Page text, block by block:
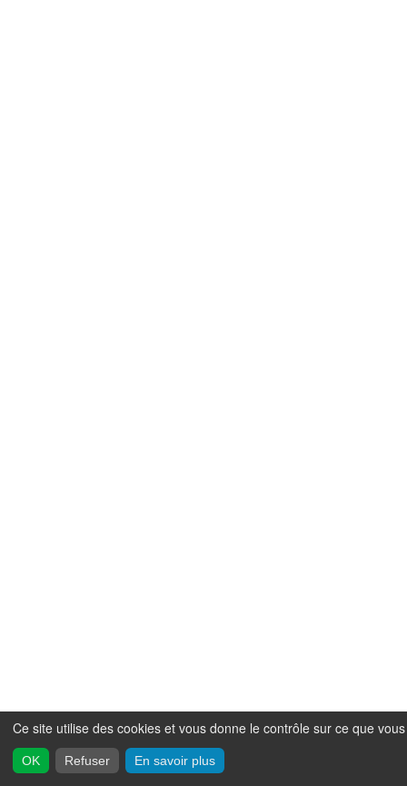
Ce site utilise des cookies et vous donne le contrôle sur ce que
OK Refuser En savoir plus